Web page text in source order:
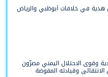
هدية في خلافات أبوظبي والرياض
وقوى الاحتلال اليمني مصرّون
وقيادته المفوضة